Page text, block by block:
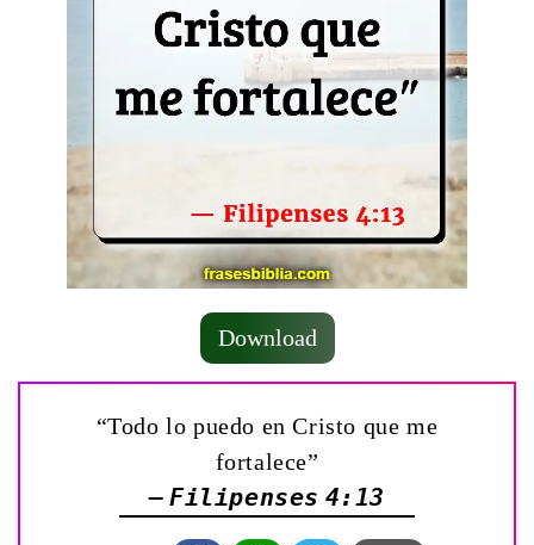
Download
“Todo lo puedo en Cristo que me
fortalece”
— Filipenses 4:13